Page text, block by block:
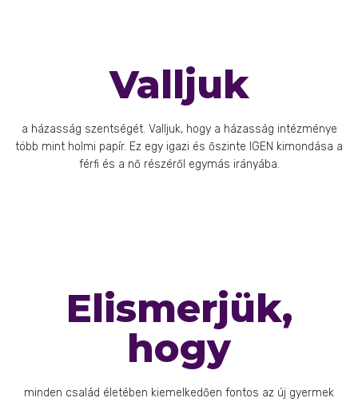
Valljuk
a házasság szentségét. Valljuk, hogy a házasság intézménye
több mint holmi papír. Ez egy igazi és őszinte IGEN kimondása a
férfi és a nő részéről egymás irányába.
Elismerjük,
hogy
minden család életében kiemelkedően fontos az új gyermek